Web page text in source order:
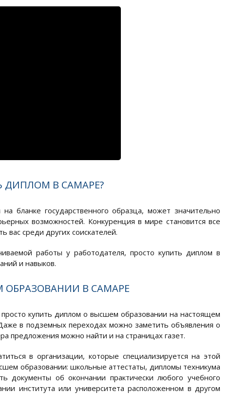
В САМАРЕ?
бланке государственного образца, может значительно
возможностей. Конкуренция в мире становится все
среди других соискателей.
работы у работодателя, просто купить диплом в
и навыков.
В САМАРЕ
купить диплом о высшем образовании на настоящем
в подземных переходах можно заметить объявления о
предложения можно найти и на страницах газет.
в организации, которые специализируется на этой
образовании: школьные аттестаты, дипломы техникума
об окончании практически любого учебного
института или университета расположенном в другом